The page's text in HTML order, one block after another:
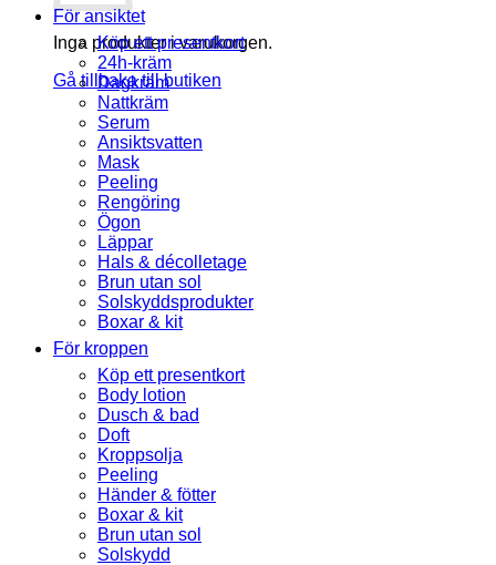
Inga produkter i varukorgen.
Gå tillbaka till butiken
För ansiktet
Köp ett presentkort
24h-kräm
Dagkräm
Nattkräm
Serum
Ansiktsvatten
Mask
Peeling
Rengöring
Ögon
Läppar
Hals & décolletage
Brun utan sol
Solskyddsprodukter
Boxar & kit
För kroppen
Köp ett presentkort
Body lotion
Dusch & bad
Doft
Kroppsolja
Peeling
Händer & fötter
Boxar & kit
Brun utan sol
Solskydd